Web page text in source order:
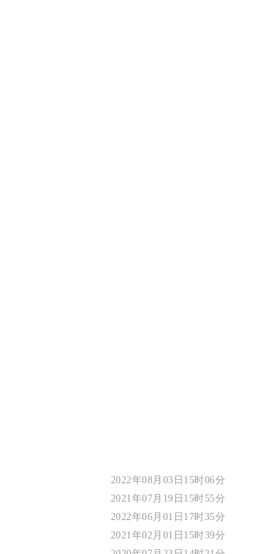
2022年08月03日15时06分
2021年07月19日15时55分
2022年06月01日17时35分
2021年02月01日15时39分